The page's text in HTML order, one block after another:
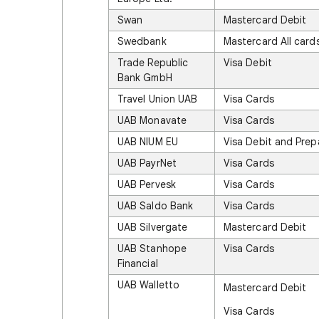
Swan
Mastercard Debit
Swedbank
Mastercard All
Trade Republic
Bank GmbH
Visa Debit
Travel Union UAB
Visa Cards
UAB Monavate
Visa Cards
UAB NIUM EU
Visa Debit and
UAB PayrNet
Visa Cards
UAB Pervesk
Visa Cards
UAB Saldo Bank
Visa Cards
UAB Silvergate
Mastercard Debit
UAB Stanhope
Financial
Visa Cards
UAB Walletto
Mastercard Debit
Visa Cards